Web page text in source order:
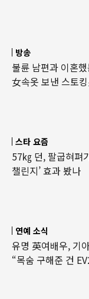
방송
불륜 남편과 이혼
女속옷 보낸 스토
스타 요즘
57㎏ 던, 팔굽혀펴
챌린지’ 효과 봤나
연예 소식
유명 英여배우, 기
“목숨 구해준 건